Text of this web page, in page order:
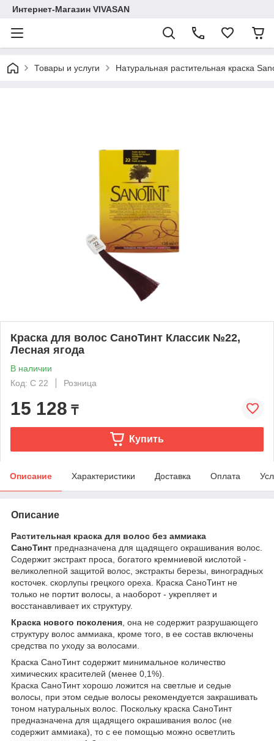
Интернет-Магазин VIVASAN
Товары и услуги Натуральная растительная краска
Краска для волос СаноТинт Классик №22,
Лесная ягода
В наличии
Код: C 22
Розница
15 128 ₸
Купить
Описание Характеристики Доставка Оплата
Описание
Растительная краска для волос без аммиака
СаноТинт предназначена для щадящего окрашивания волос.
Содержит экстракт проса, богатого кремниевой кислотой -
великолепной защитой волос, экстракты березы, виноградных
косточек. скорлупы грецкого ореха. Краска СаноТинт не
только не портит волосы, а наоборот - укрепляет и
восстанавливает их структуру.
Краска нового поколения , она не содержит разрушающего
структуру волос аммиака, кроме того, в ее состав включены
средства по уходу за волосами.
Краска СаноТинт содержит минимальное количество
химических красителей (менее 0,1%).
Краска СаноТинт хорошо ложится на светлые и седые
волосы, при этом седые волосы рекомендуется закрашивать
тоном натуральных волос. Поскольку краска СаноТинт
предназначена для щадящего окрашивания волос (не
содержит аммиака), то с ее помощью можно осветлить